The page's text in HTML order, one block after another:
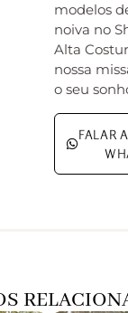
modelos
noiva no
Alta
nossa
o seu
FALAR